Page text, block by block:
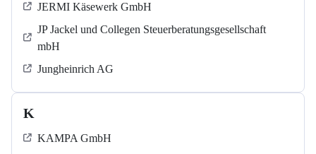
JERMI Käsewerk GmbH
JP Jackel und Collegen Steuerberatungsgesellschaft
mbH
Jungheinrich AG
K
KAMPA GmbH